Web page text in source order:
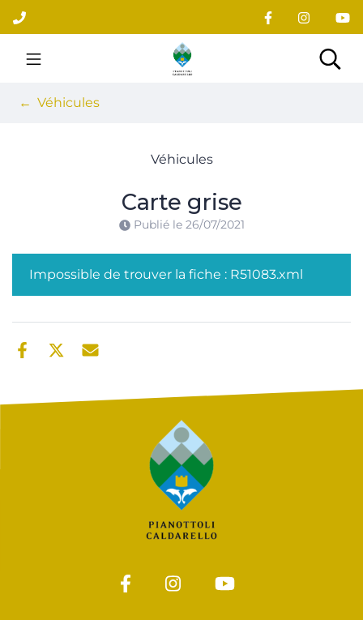
Aller
au
contenu
Site officiel du village
Véhicules
Véhicules
Carte grise
Publié le 26/07/2021
Impossible de trouver la fiche : R51083.xml